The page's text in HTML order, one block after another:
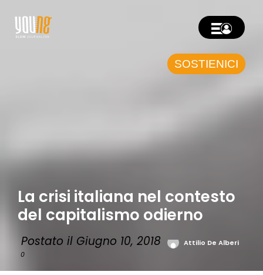
SOSTIENICI
La crisi italiana nel contesto
del capitalismo odierno
Postato il Giugno 10, 2018
Attilio De Alberi
0